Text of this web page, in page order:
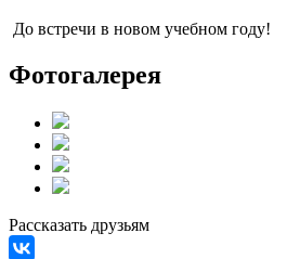
До встречи в новом учебном году!
Фотогалерея
Рассказать друзьям